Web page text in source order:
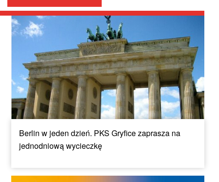
Berlin w jeden dzień. PKS Gryfice zaprasza na
jednodniową wycieczkę